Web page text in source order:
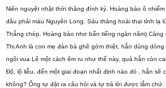
Niên nguyệt nhật thời thăng đính ký. Hoàng bào ô
đâu phải máu Nguyên Long. Sáu tháng hoài thai tỉnh lạ
Thắng chép. Hoàng bào nhơ bẩn tiếng ngàn năm)
Thị Anh là con mẹ đàn bà ghê gớm thiệt, hắn dùng
ngôi vua Lê một cách êm ru như thế này, quả hẳn còn
Độ, lộ liễu, đến một giai đoạn nhất định nào đó , hắn sẽ
không? Ông tự đặt ra câu hỏi và tự trả lời được lắm chứ.